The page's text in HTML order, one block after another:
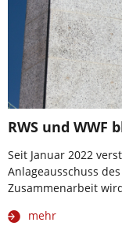
RWS und WWF
Seit Januar 2022
Anlageausschuss
Zusammenarbeit
mehr